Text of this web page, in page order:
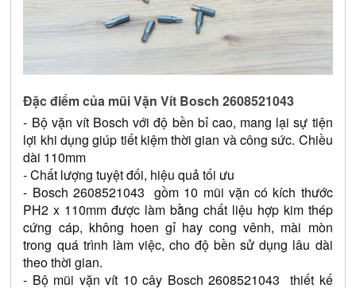
Đặc điểm của mũi Vặn Vít Bosch 2608521043
- Bộ vặn vít Bosch với độ bền bỉ cao, mang lại sự tiện
lợi khi dụng giúp tiết kiệm thời gian và công sức. Chiều
dài 110mm
- Chất lượng tuyệt đối, hiệu quả tối ưu
- Bosch 2608521043  gồm 10 mũi vặn có kích thước
PH2 x 110mm được làm bằng chất liệu hợp kim thép
cứng cáp, không hoen gỉ hay cong vênh, mài mòn
trong quá trình làm việc, cho độ bền sử dụng lâu dài
theo thời gian.
- Bộ mũi vặn vít 10 cây Bosch 2608521043  thiết kế